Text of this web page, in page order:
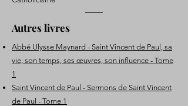
Autres livres
Abbé Ulysse Maynard - Saint Vincent de Paul, sa
vie, son temps, ses œuvres, son influence - Tome
1
Saint Vincent de Paul - Sermons de Saint Vincent
de Paul - Tome 1